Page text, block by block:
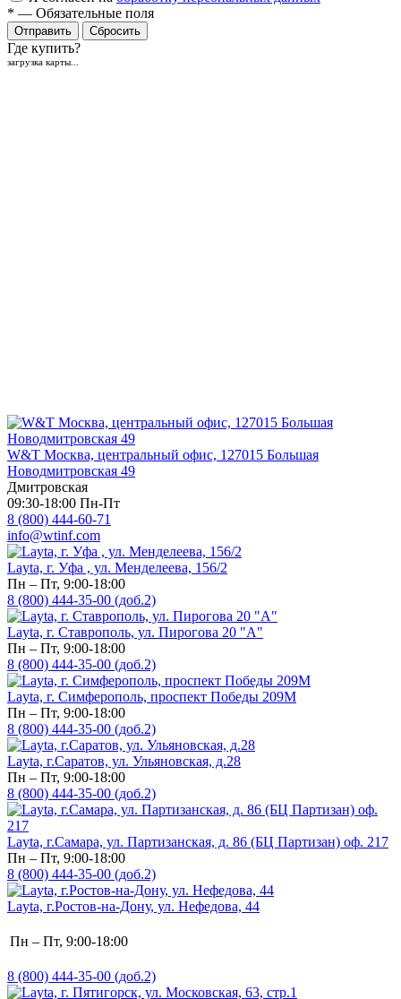
* — Обязательные поля
Отправить Сбросить
Где купить?
загрузка карты...
W&T Москва, центральный офис, 127015 Большая
Новодмитровская 49
Дмитровская
09:30-18:00 Пн-Пт
8 (800) 444-60-71
info@wtinf.com
Layta, г. Уфа , ул. Менделеева, 156/2
Пн – Пт, 9:00-18:00
8 (800) 444-35-00 (доб.2)
Layta, г. Ставрополь, ул. Пирогова 20 "А"
Пн – Пт, 9:00-18:00
8 (800) 444-35-00 (доб.2)
Layta, г. Симферополь, проспект Победы 209М
Пн – Пт, 9:00-18:00
8 (800) 444-35-00 (доб.2)
Layta, г.Саратов, ул. Ульяновская, д.28
Пн – Пт, 9:00-18:00
8 (800) 444-35-00 (доб.2)
Layta, г.Самара, ул. Партизанская, д. 86 (БЦ Партизан) оф. 217
Пн – Пт, 9:00-18:00
8 (800) 444-35-00 (доб.2)
Layta, г.Ростов-на-Дону, ул. Нефедова, 44
Пн – Пт, 9:00-18:00
8 (800) 444-35-00 (доб.2)